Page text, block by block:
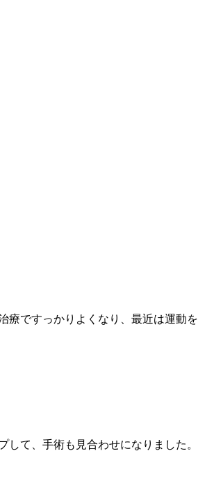
ですっかりよくなり、最近は運動
て、手術も見合わせになりました。